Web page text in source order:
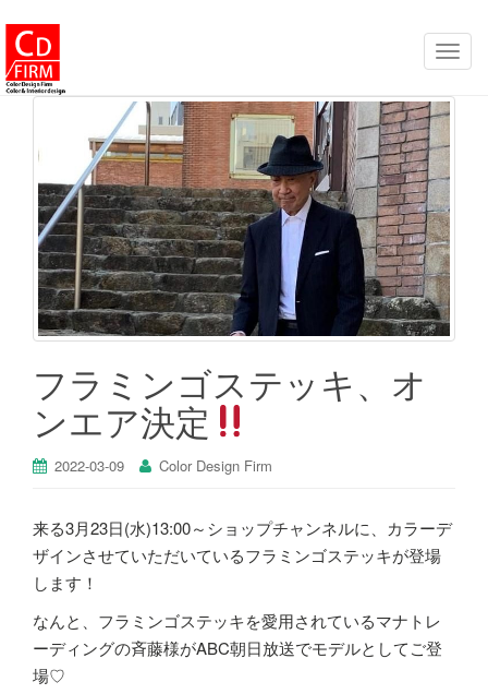
ナ
ゲ
シ
ョ
ン
を
切
り
替
フラミンゴステッキ、オ
ンエア決定
2022-03-09 Color Design Firm
来る3月23日(水)13:00～ショップチャンネルに、カラーデ
ザインさせていただいているフラミンゴステッキが登場
します！
なんと、フラミンゴステッキを愛用されているマナトレ
ーディングの斉藤様がABC朝日放送でモデルとしてご登
場♡